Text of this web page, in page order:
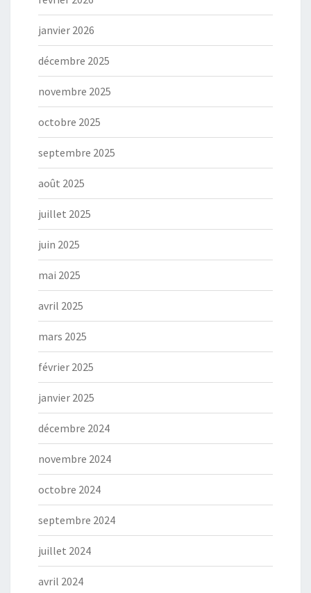
janvier 2026
décembre 2025
novembre 2025
octobre 2025
septembre 2025
août 2025
juillet 2025
juin 2025
mai 2025
avril 2025
mars 2025
février 2025
janvier 2025
décembre 2024
novembre 2024
octobre 2024
septembre 2024
juillet 2024
avril 2024